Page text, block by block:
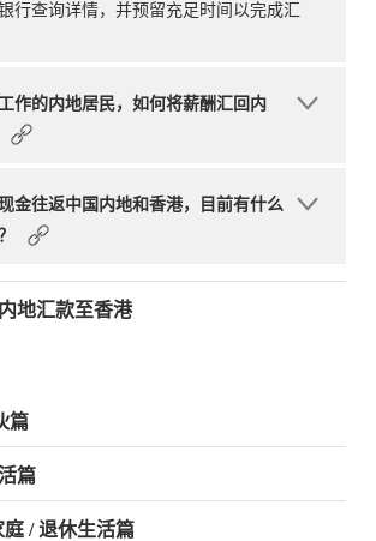
行查询详情，并预留充足时间以完成汇
作的内地居民，如何将薪酬汇回内
金往返中国内地和香港，目前有什么
地汇款至香港
篇
篇
/ 退休生活篇